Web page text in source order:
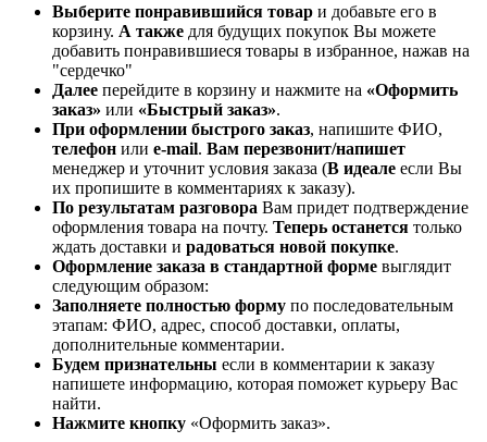
Выберите понравившийся товар и добавьте его в
корзину. А также для будущих покупок Вы можете
добавить понравившиеся товары в избранное, нажав на
"сердечко"
Далее перейдите в корзину и нажмите на «Оформить
заказ» или «Быстрый заказ».
При оформлении быстрого заказ, напишите ФИО,
телефон или e-mail. Вам перезвонит/напишет
менеджер и уточнит условия заказа (В идеале если Вы
их пропишите в комментариях к заказу).
По результатам разговора Вам придет подтверждение
оформления товара на почту. Теперь останется только
ждать доставки и радоваться новой покупке.
Оформление заказа в стандартной форме выглядит
следующим образом:
Заполняете полностью форму по последовательным
этапам: ФИО, адрес, способ доставки, оплаты,
дополнительные комментарии.
Будем признательны если в комментарии к заказу
напишете информацию, которая поможет курьеру Вас
найти.
Нажмите кнопку «Оформить заказ».